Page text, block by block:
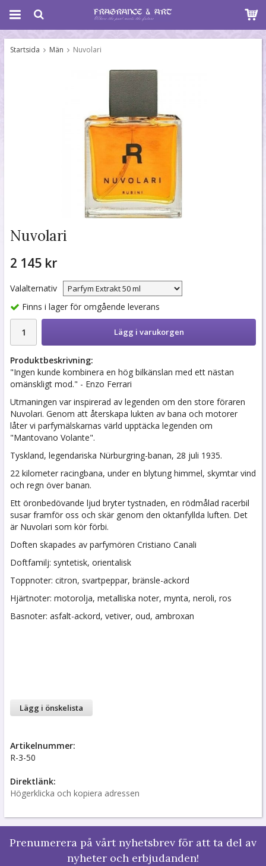
Startsida Män Nuvolari
Nuvolari
2 145 kr
Valalternativ
Finns i lager för omgående leverans
Lägg i varukorgen
Produktbeskrivning:
"Ingen kunde kombinera en hög bilkänslan med ett nästan
omänskligt mod." - Enzo Ferrari
Utmaningen var inspirerad av legenden om den store föraren
Nuvolari. Genom att återskapa lukten av bana och motorer
låter vi parfymälskarnas värld upptäcka legenden om
"Mantovano Volante".
Tyskland, legendariska Nürburgring-banan, 28 juli 1935.
22 kilometer racingbana, under en blytung himmel, skymtar vind
och regn över banan.
Ett öronbedövande ljud bryter tystnaden, en rödmålad racerbil
susar framför oss och skär genom den oktanfyllda luften. Det
är Nuvolari som kör förbi.
Doften skapades av parfymören Cristiano Canali
Doftfamilj: syntetisk, orientalisk
Toppnoter: citron, svartpeppar, bränsle-ackord
Hjärtnoter: motorolja, metalliska noter, mynta, neroli, ros
Basnoter: asfalt-ackord, vetiver, oud, ambroxan
Lägg i önskelista
Artikelnummer:
R-3-50
Direktlänk:
Högerklicka och kopiera adressen
Prenumerera på vårt nyhetsbrev för att ta del av
nyheter och erbjudanden!